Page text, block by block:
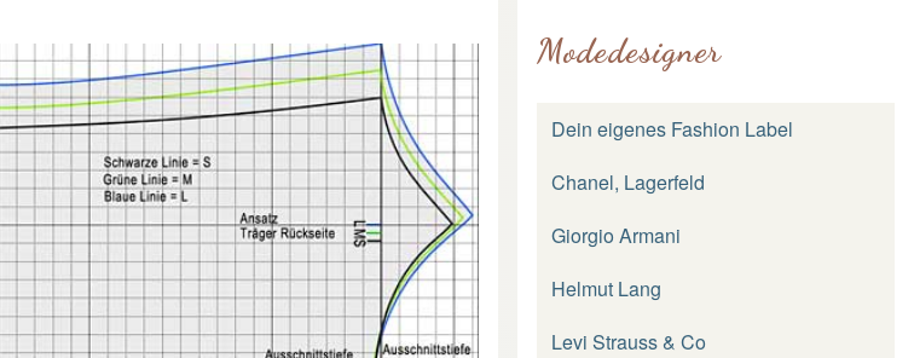
Modedesigner
Dein eigenes Fashion Label
Chanel, Lagerfeld
Giorgio Armani
Helmut Lang
Levi Strauss & Co